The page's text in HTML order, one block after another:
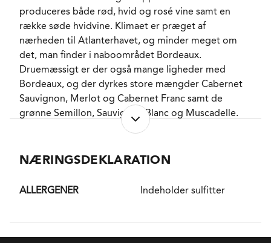
produceres både rød, hvid og rosé vine samt en
række søde hvidvine. Klimaet er præget af
nærheden til Atlanterhavet, og minder meget om
det, man finder i naboområdet Bordeaux.
Druemæssigt er der også mange ligheder med
Bordeaux, og der dyrkes store mængder Cabernet
Sauvignon, Merlot og Cabernet Franc samt de
grønne Semillon, Sauvignon Blanc og Muscadelle.
Der udover ses også sammenfald med andre
og Ugni Blanc også. Ca 85% af produktionen sælges
NÆRINGSDEKLARATION
ALLERGENER Indeholder sulfitter